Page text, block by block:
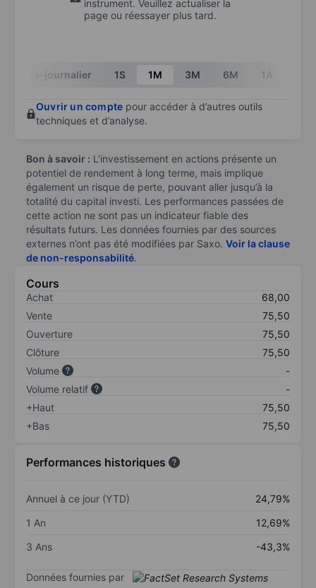
instrument. Veuillez actualiser la
page ou réessayer plus tard.
Intra-journalier 1S 1M 3M 6M 1A
Ouvrir un compte pour accéder à d’autres outils
techniques et d’analyse.
Bon à savoir : L’investissement en actions présente un
potentiel de rendement à long terme, mais implique
également un risque de perte, pouvant aller jusqu’à la
totalité du capital investi. Les performances passées de
cette action ne sont pas un indicateur fiable des
résultats futurs. Les données fournies par des sources
externes n’ont pas été modifiées par Saxo. Voir la clause
de non-responsabilité.
Cours
Achat
68,00
Vente
75,50
Ouverture
75,50
Clôture
75,50
Volume
-
Volume relatif
-
+Haut
75,50
+Bas
75,50
Performances historiques
Annuel à ce jour (YTD)
24,79%
1 An
12,69%
3 Ans
-43,3%
Données fournies par